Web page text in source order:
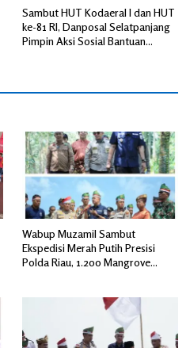
Sambut HUT Kodaeral I dan HUT
ke-81 RI, Danposal Selatpanjang
Pimpin Aksi Sosial Bantuan
Wabup Muzamil Sambut
Ekspedisi Merah Putih Presisi
Polda Riau, 1.200 Mangrove